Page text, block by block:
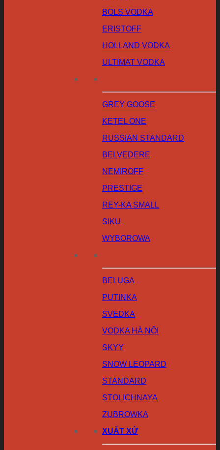
BOLS VODKA
ERISTOFF
HOLLAND VODKA
ULTIMAT VODKA
GREY GOOSE
KETEL ONE
RUSSIAN STANDARD
BELVEDERE
NEMIROFF
PRESTIGE
REY-KA SMALL
SIKU
WYBOROWA
BELUGA
PUTINKA
SVEDKA
VODKA HÀ NỘI
SKYY
SNOW LEOPARD
STANDARD
STOLICHNAYA
ZUBROWKA
XUẤT XỨ